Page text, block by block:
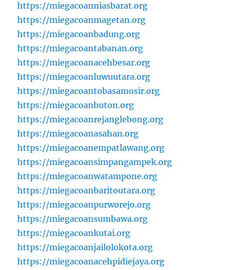
https://miegacoanniasbarat.org
https://miegacoanmagetan.org
https://miegacoanbadung.org
https://miegacoantabanan.org
https://miegacoanacehbesar.org
https://miegacoanluwuutara.org
https://miegacoantobasamosir.org
https://miegacoanbuton.org
https://miegacoanrejanglebong.org
https://miegacoanasahan.org
https://miegacoanempatlawang.org
https://miegacoansimpangampek.org
https://miegacoanwatampone.org
https://miegacoanbaritoutara.org
https://miegacoanpurworejo.org
https://miegacoansumbawa.org
https://miegacoankutai.org
https://miegacoanjailolokota.org
https://miegacoanacehpidiejaya.org